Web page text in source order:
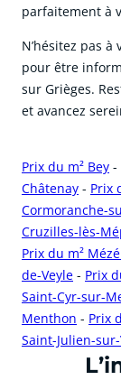
parfaitement à
N’hésitez pas
pour être
sur Grièges.
et avancez
Prix du m² Bey -
Châtenay - Prix
Cormoranche-
Cruzilles-lès-
Prix du m²
de-Veyle - Prix
Saint-Cyr-sur-
Menthon - Prix
Saint-Julien-
cliquer pour